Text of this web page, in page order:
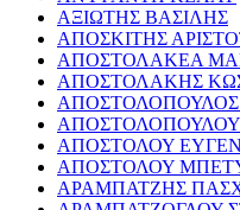
ΑΞΙΩΤΗΣ ΒΑΣΙΛΗΣ
ΑΠΟΣΚΙΤΗΣ
ΑΠΟΣΤΟΛΑΚΕΑ
ΑΠΟΣΤΟΛΑΚΗΣ
ΑΠΟΣΤΟΛΟΠΟΥΛΟΣ
ΑΠΟΣΤΟΛΟΥ
ΑΠΟΣΤΟΛΟΥ
ΑΡΑΜΠΑΤΖΗΣ